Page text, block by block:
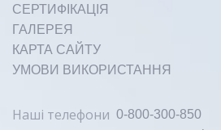
Event Hall
СЕРТИФІКАЦІЯ
ГАЛЕРЕЯ
КАРТА САЙТУ
УМОВИ ВИКОРИСТАННЯ
Наші телефони 0-800-300-850